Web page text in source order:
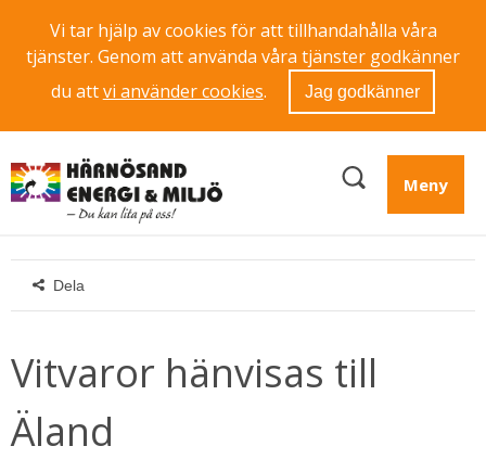
Vi tar hjälp av cookies för att tillhandahålla våra
tjänster. Genom att använda våra tjänster godkänner
du attvi använder cookies. Jag godkänner
Meny
Dela
Vitvaror hänvisas till
Äland